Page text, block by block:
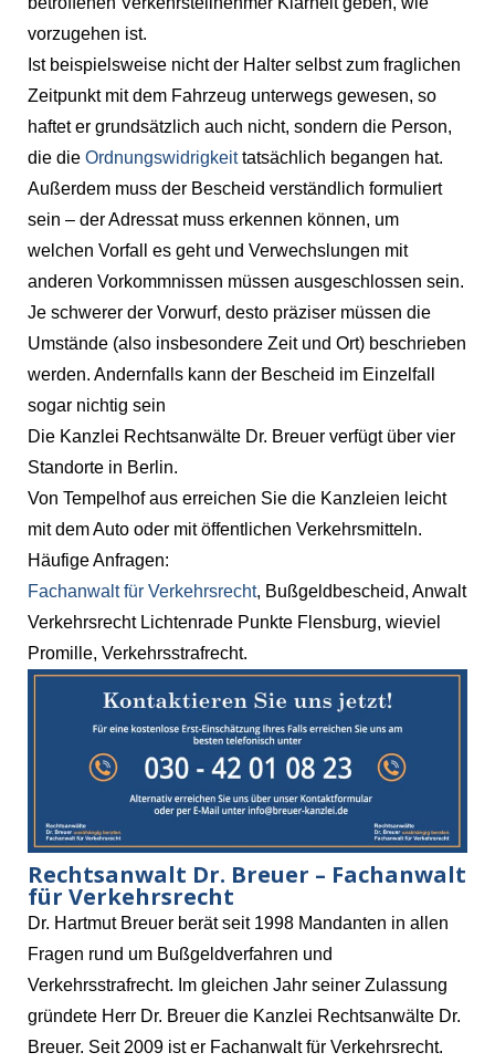
vorzugehen ist.
Ist beispielsweise nicht der Halter selbst zum fraglichen
Zeitpunkt mit dem Fahrzeug unterwegs gewesen, so
haftet er grundsätzlich auch nicht, sondern die Person,
die die Ordnungswidrigkeittatsächlich begangen hat.
Außerdem muss der Bescheid verständlich formuliert
sein – der Adressat muss erkennen können, um
welchen Vorfall es geht und Verwechslungen mit
anderen Vorkommnissen müssen ausgeschlossen sein.
Je schwerer der Vorwurf, desto präziser müssen die
Umstände (also insbesondere Zeit und Ort) beschrieben
werden. Andernfalls kann der Bescheid im Einzelfall
sogar nichtig sein
Die Kanzlei Rechtsanwälte Dr. Breuer verfügt über vier
Standorte in Berlin.
Von Tempelhof aus erreichen Sie die Kanzleien leicht
mit dem Auto oder mit öffentlichen Verkehrsmitteln.
Häufige Anfragen:
Fachanwalt für Verkehrsrecht, Bußgeldbescheid, Anwalt
Verkehrsrecht Lichtenrade Punkte Flensburg, wieviel
Promille, Verkehrsstrafrecht.
Rechtsanwalt Dr. Breuer – Fachanwalt
für Verkehrsrecht
Dr. Hartmut Breuer berät seit 1998 Mandanten in allen
Fragen rund um Bußgeldverfahren und
Verkehrsstrafrecht. Im gleichen Jahr seiner Zulassung
gründete Herr Dr. Breuer die Kanzlei Rechtsanwälte Dr.
Breuer. Seit 2009 ist er Fachanwalt für Verkehrsrecht.